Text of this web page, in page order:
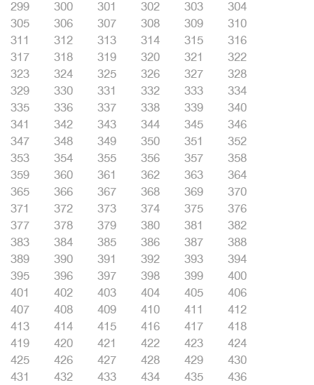
299
300 301 302 303
304
305
306 307 308 309
310
311
312 313 314 315
316
317
318 319 320 321
322
323
324 325 326 327
328
329
330 331 332 333
334
335
336 337 338 339
340
341
342 343 344 345
346
347
348 349 350 351
352
353
354 355 356 357
358
359
360 361 362 363
364
365
366 367 368 369
370
371
372 373 374 375
376
377
378 379 380 381
382
383
384 385 386 387
388
389
390 391 392 393
394
395
396 397 398 399
400
401
402 403 404 405
406
407
408 409 410 411
412
413
414 415 416 417
418
419
420 421 422 423
424
425
426 427 428 429
430
431
432 433 434 435
436